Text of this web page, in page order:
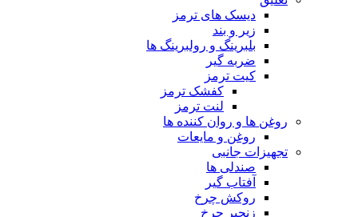
دیسک های ترمز
زیر و بند
بلبرینگ و رولبرینگ ها
ضربه گیر
کیت ترمز
کفشک ترمز
لنت ترمز
روغن ها و روان کننده ها
روغن و مایعات
تجهیزات جانبی
صندلی ها
آفتاب گیر
روکش چرخ
زنجیر چرخ